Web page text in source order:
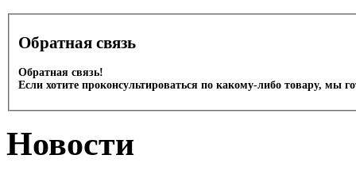
Обратная связь
Обратная связь!
Если хотите проконсультироваться по какому-либо товару, мы
Новости